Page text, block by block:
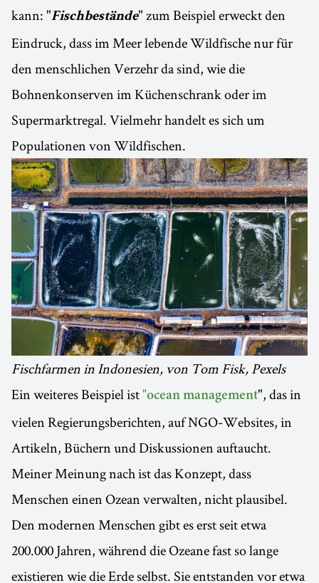
kann: "Fischbestände" zum Beispiel erweckt den
Eindruck, dass im Meer lebende Wildfische nur für
den menschlichen Verzehr da sind, wie die
Bohnenkonserven im Küchenschrank oder im
Supermarktregal. Vielmehr handelt es sich um
Populationen von Wildfischen.
Fischfarmen in Indonesien, von Tom Fisk, Pexels
Ein weiteres Beispiel ist "ocean management", das in
vielen Regierungsberichten, auf NGO-Websites, in
Artikeln, Büchern und Diskussionen auftaucht.
Meiner Meinung nach ist das Konzept, dass
Menschen einen Ozean verwalten, nicht plausibel.
Den modernen Menschen gibt es erst seit etwa
200.000 Jahren, während die Ozeane fast so lange
existieren wie die Erde selbst. Sie entstanden vor etwa